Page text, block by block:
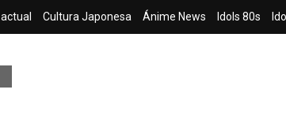
Cultura Japonesa Ánime News Idols 80s